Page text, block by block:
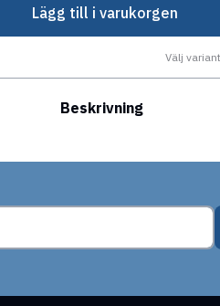
Lägg till i varukorgen
Välj
Beskrivning